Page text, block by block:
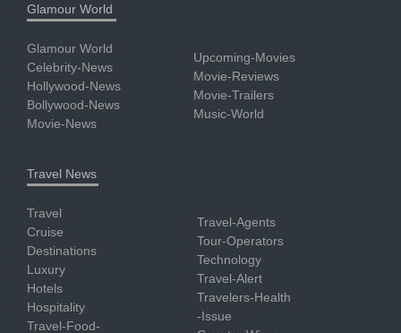
Glamour World
Glamour World
Celebrity-News
Hollywood-News
Bollywood-News
Movie-News
Upcoming-Movies
Movie-Reviews
Movie-Trailers
Music-World
Travel News
Travel
Cruise
Destinations
Luxury
Hotels
Hospitality
Travel-Food-
Travel-Agents
Tour-Operators
Technology
Travel-Alert
Travelers-Health
-Issue